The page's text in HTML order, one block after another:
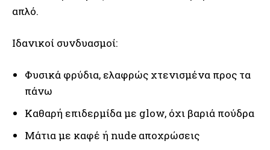
απλό.
Ιδανικοί συνδυασμοί:
Φυσικά φρύδια, ελαφρώς χτενισμένα προς τα
πάνω
Καθαρή επιδερμίδα με glow, όχι βαριά πούδρα
Μάτια με καφέ ή nude αποχρώσεις